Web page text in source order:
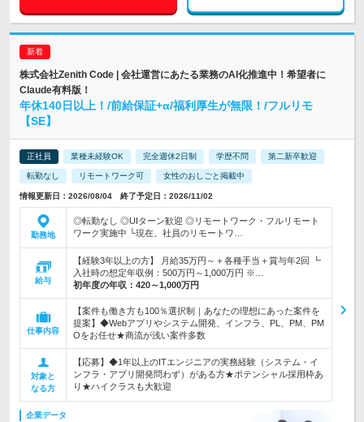
株式会社Zenith Code | 会社運営にあたる業務のAI化推進中！希望者に
Claude有料版！
年休140日以上！/前給保証+α/福利厚生が無限！/フルリモ
【SE】
正社員 業種未経験OK 完全週休2日制 学歴不問 第二新卒歓迎
転勤なし リモートワーク可 女性のおしごと掲載中
情報更新日：2026/08/04 終了予定日：2026/11/02
勤務地
◎転勤なし ◎UIターン歓迎 ◎リモートワーク・フルリモート
ワーク実施中 └現在、社員のリモートワ…
給与
【経験3年以上の方】 月給35万円～＋各種手当＋賞与年2回 ┗
入社時の想定年収例：500万円～1,000万円 ※…
初年度の年収： 420～1,000万円
仕事内容
【案件も働き方も100％選択制｜あなたの理想にあった案件を
提案】◆Webアプリやシステム開発、インフラ、PL、PM、PM
Oをお任せ★商流が浅い案件多数
対象と
なる方
【応募】◆1年以上のITエンジニアの実務経験（システム・イ
ンフラ・アプリ開発問わず）がある方★ポテンシャル採用枠あ
り★ハイクラスも大歓迎
企業データ